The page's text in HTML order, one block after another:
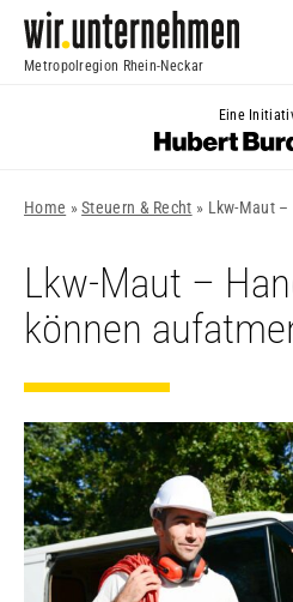
Metropolregion Rhein-Neckar
Eine
Home »Steuern & Recht » Lkw-Maut
Lkw-Maut –
können